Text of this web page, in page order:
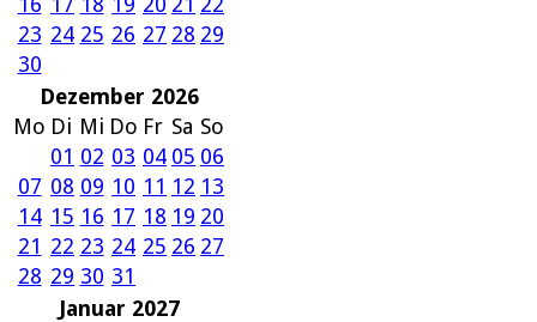
23 24 25 26 27 28 29
30
Dezember 2026
Mo Di Mi Do Fr Sa So
01 02 03 04 05 06
07 08 09 10 11 12 13
14 15 16 17 18 19 20
21 22 23 24 25 26 27
28 29 30 31
Januar 2027